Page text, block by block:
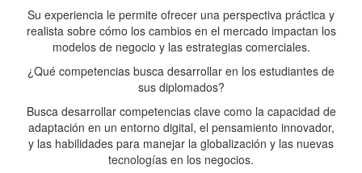
Su experiencia le permite ofrecer una perspectiva práctica y
realista sobre cómo los cambios en el mercado impactan los
modelos de negocio y las estrategias comerciales.
¿Qué competencias busca desarrollar en los estudiantes de
sus diplomados?
Busca desarrollar competencias clave como la capacidad de
adaptación en un entorno digital, el pensamiento innovador,
y las habilidades para manejar la globalización y las nuevas
tecnologías en los negocios.